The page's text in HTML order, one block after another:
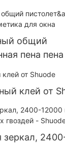
общий
пена
клей от